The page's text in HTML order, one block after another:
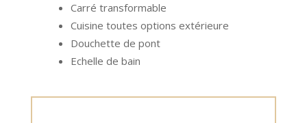
Carré transformable
Cuisine toutes options extérieure
Douchette de pont
Echelle de bain